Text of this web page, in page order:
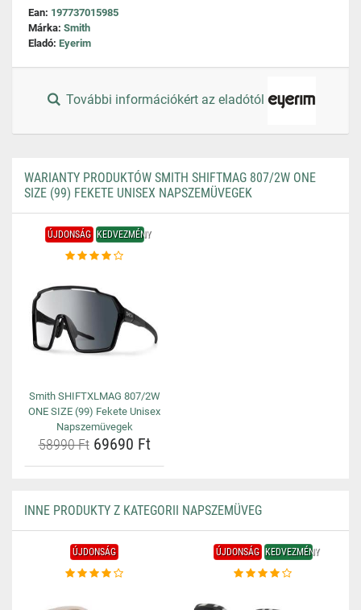
Ean: 197737015985
Márka: Smith
Eladó: Eyerim
További információkért az eladótól
WARIANTY PRODUKTÓW SMITH SHIFTMAG 807/2W ONE
SIZE (99) FEKETE UNISEX NAPSZEMÜVEGEK
ÚJDONSÁG KEDVEZMÉNY
Smith SHIFTXLMAG 807/2W
ONE SIZE (99) Fekete Unisex
Napszemüvegek
58990 Ft69690 Ft
INNE PRODUKTY Z KATEGORII NAPSZEMÜVEG
ÚJDONSÁG ÚJDONSÁG KEDVEZMÉNY